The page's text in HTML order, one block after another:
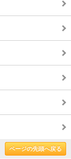
ページの先頭へ戻る